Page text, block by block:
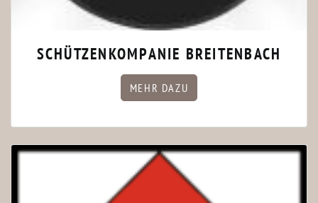
SCHÜTZENKOMPANIE BREITENBACH
MEHR DAZU